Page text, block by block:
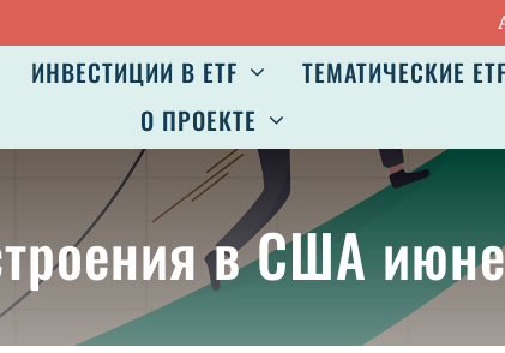
Авг
ИНВЕСТИЦИИ В ETF ТЕМАТИЧЕСКИЕ ETF
О ПРОЕКТЕ
в США